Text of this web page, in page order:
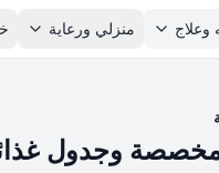
منزلي ورعاية
مخصصة وجدول